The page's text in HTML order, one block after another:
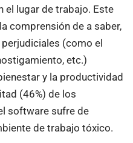
lugar de trabajo. Este
comprensión de a saber,
(como el
etc.)
y la productividad
(46%) de los
software sufre de
de trabajo tóxico.